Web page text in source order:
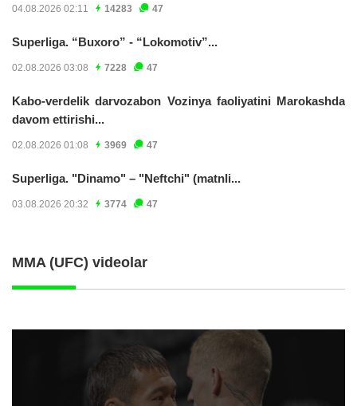
04.08.2026 02:11 14283 47
Superliga. “Buxoro” - “Lokomotiv”...
02.08.2026 03:08 7228 47
Kabo-verdelik darvozabon Vozinya faoliyatini Marokashda
davom ettirishi...
02.08.2026 01:08 3969 47
Superliga. "Dinamo" – "Neftchi" (matnli...
03.08.2026 20:32 3774 47
MMA (UFC) videolar